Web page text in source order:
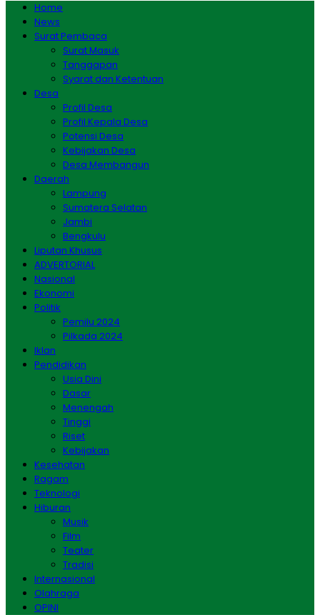
Home
News
Surat Pembaca
Surat Masuk
Tanggapan
Syarat dan Ketentuan
Desa
Profil Desa
Profil Kepala Desa
Potensi Desa
Kebijakan Desa
Desa Membangun
Daerah
Lampung
Sumatera Selatan
Jambi
Bengkulu
Liputan Khusus
ADVERTORIAL
Nasional
Ekonomi
Politik
Pemilu 2024
Pilkada 2024
Iklan
Pendidikan
Usia Dini
Dasar
Menengah
Tinggi
Riset
Kebijakan
Kesehatan
Ragam
Teknologi
Hiburan
Musik
Film
Teater
Tradisi
Internasional
Olahraga
OPINI